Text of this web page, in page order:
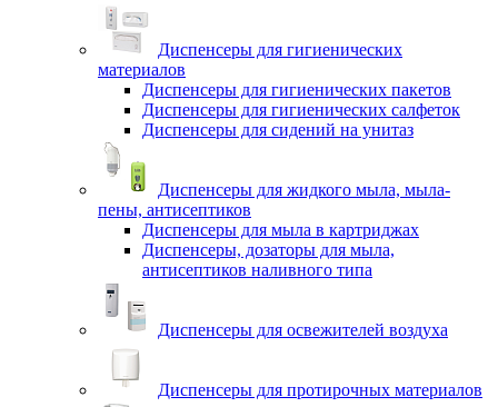
Диспенсеры для гигиенических
материалов
Диспенсеры для гигиенических пакетов
Диспенсеры для гигиенических салфеток
Диспенсеры для сидений на унитаз
Диспенсеры для жидкого мыла, мыла-
пены, антисептиков
Диспенсеры для мыла в картриджах
Диспенсеры, дозаторы для мыла,
антисептиков наливного типа
Диспенсеры для освежителей воздуха
Диспенсеры для протирочных материалов